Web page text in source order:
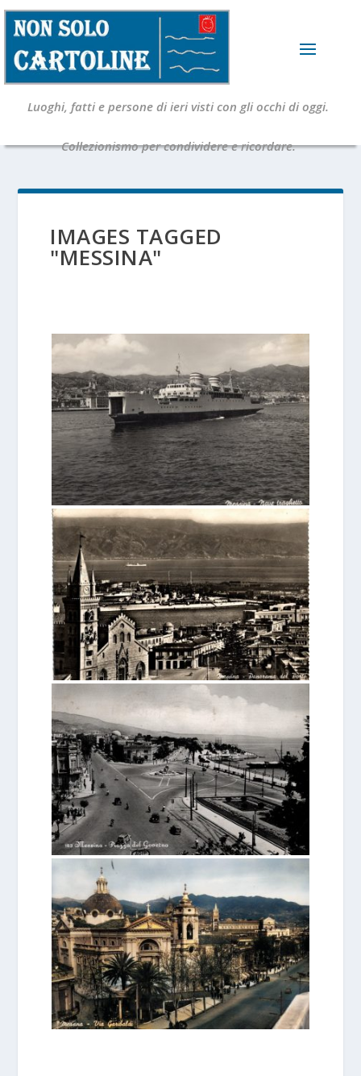
Luoghi, fatti e persone di ieri visti con gli occhi di oggi.
Collezionismo per condividere e ricordare.
IMAGES TAGGED
"MESSINA"